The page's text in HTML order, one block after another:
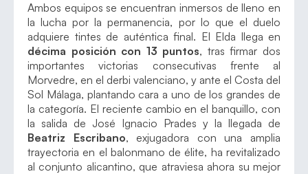
Ambos equipos se encuentran inmersos de lleno en
la lucha por la permanencia, por lo que el duelo
adquiere tintes de auténtica final. El Elda llega en
décima posición con 13 puntos, tras firmar dos
importantes victorias consecutivas frente al
Morvedre, en el derbi valenciano, y ante el Costa del
Sol Málaga, plantando cara a uno de los grandes de
la categoría. El reciente cambio en el banquillo, con
la salida de José Ignacio Prades y la llegada de
Beatriz Escribano, exjugadora con una amplia
trayectoria en el balonmano de élite, ha revitalizado
al conjunto alicantino, que atraviesa ahora su mejor